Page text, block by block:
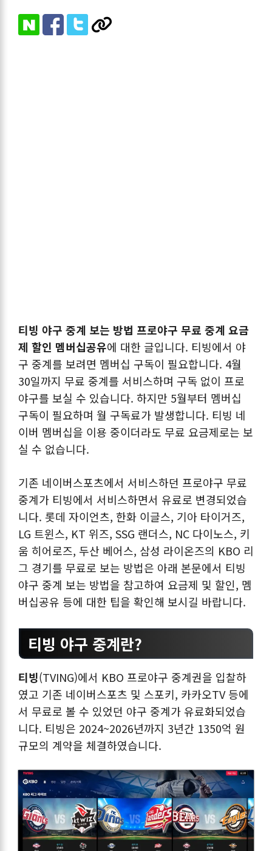
티빙 야구 중계 보는 방법 프로야구 무료 중계 요금
제 할인 멤버십공유에 대한 글입니다. 티빙에서 야
구 중계를 보려면 멤버십 구독이 필요합니다. 4월
30일까지 무료 중계를 서비스하며 구독 없이 프로
야구를 보실 수 있습니다. 하지만 5월부터 멤버십
구독이 필요하며 월 구독료가 발생합니다. 티빙 네
이버 멤버십을 이용 중이더라도 무료 요금제로는 보
실 수 없습니다.
기존 네이버스포츠에서 서비스하던 프로야구 무료
중계가 티빙에서 서비스하면서 유료로 변경되었습
니다. 롯데 자이언츠, 한화 이글스, 기아 타이거즈,
LG 트윈스, KT 위즈, SSG 랜더스, NC 다이노스, 키
움 히어로즈, 두산 베어스, 삼성 라이온즈의 KBO 리
그 경기를 무료로 보는 방법은 아래 본문에서 티빙
야구 중계 보는 방법을 참고하여 요금제 및 할인, 멤
버십공유 등에 대한 팁을 확인해 보시길 바랍니다.
티빙 야구 중계란?
티빙(TVING)에서 KBO 프로야구 중계권을 입찰하
였고 기존 네이버스포츠 및 스포키, 카카오TV 등에
서 무료로 볼 수 있었던 야구 중계가 유료화되었습
니다. 티빙은 2024~2026년까지 3년간 1350억 원
규모의 계약을 체결하였습니다.